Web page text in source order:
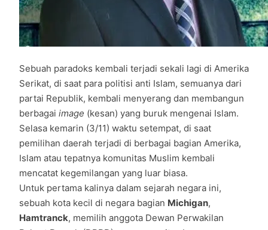
Sebuah paradoks kembali terjadi sekali lagi di Amerika
Serikat, di saat para politisi anti Islam, semuanya dari
partai Republik, kembali menyerang dan membangun
berbagai image (kesan) yang buruk mengenai Islam.
Selasa kemarin (3/11) waktu setempat, di saat
pemilihan daerah terjadi di berbagai bagian Amerika,
Islam atau tepatnya komunitas Muslim kembali
mencatat kegemilangan yang luar biasa.
Untuk pertama kalinya dalam sejarah negara ini,
sebuah kota kecil di negara bagian Michigan,
Hamtranck, memilih anggota Dewan Perwakilan